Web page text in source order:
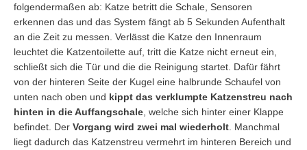
folgendermaßen ab: Katze betritt die Schale, Sensoren
erkennen das und das System fängt ab 5 Sekunden Aufenthalt
an die Zeit zu messen. Verlässt die Katze den Innenraum
leuchtet die Katzentoilette auf, tritt die Katze nicht erneut ein,
schließt sich die Tür und die die Reinigung startet. Dafür fährt
von der hinteren Seite der Kugel eine halbrunde Schaufel von
unten nach oben und kippt das verklumpte Katzenstreu nach
hinten in die Auffangschale , welche sich hinter einer Klappe
befindet. Der Vorgang wird zwei mal wiederholt . Manchmal
liegt dadurch das Katzenstreu vermehrt im hinteren Bereich und